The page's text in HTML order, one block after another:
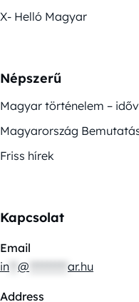
X- Helló Magyar
Népszerű
Magyar történelem –
Magyarország
Friss hírek
Kapcsolat
Email
in @ ar.hu
Address